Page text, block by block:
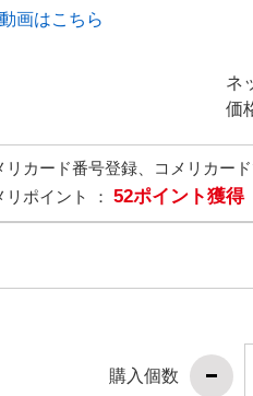
画はこちら
ネ
価
リカード番号登録、コメリカー
リポイント ： 52ポイント獲得
購入個数